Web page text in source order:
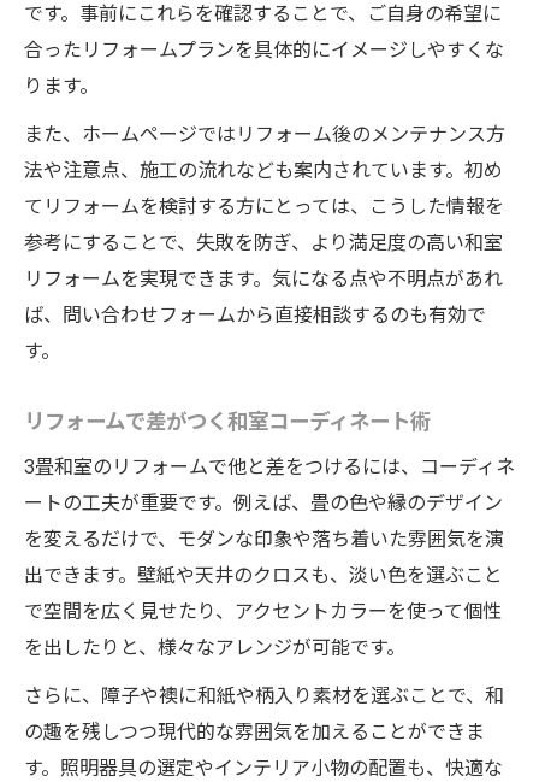
です。事前にこれらを確認することで、ご自身の希望に
合ったリフォームプランを具体的にイメージしやすくな
ります。
また、ホームページではリフォーム後のメンテナンス方
法や注意点、施工の流れなども案内されています。初め
てリフォームを検討する方にとっては、こうした情報を
参考にすることで、失敗を防ぎ、より満足度の高い和室
リフォームを実現できます。気になる点や不明点があれ
ば、問い合わせフォームから直接相談するのも有効で
す。
リフォームで差がつく和室コーディネート術
3畳和室のリフォームで他と差をつけるには、コーディネ
ートの工夫が重要です。例えば、畳の色や縁のデザイン
を変えるだけで、モダンな印象や落ち着いた雰囲気を演
出できます。壁紙や天井のクロスも、淡い色を選ぶこと
で空間を広く見せたり、アクセントカラーを使って個性
を出したりと、様々なアレンジが可能です。
さらに、障子や襖に和紙や柄入り素材を選ぶことで、和
の趣を残しつつ現代的な雰囲気を加えることができま
す。照明器具の選定やインテリア小物の配置も、快適な